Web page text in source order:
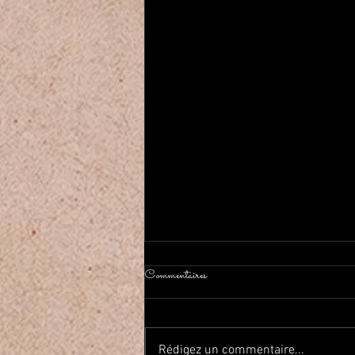
新作1984がローンチ Nouvelle
Pièce 1984 a été démarré
2026年、明けましておめでとう
ございます！ Camalehoju Parisは
Commentaires
Rédigez un commentaire...